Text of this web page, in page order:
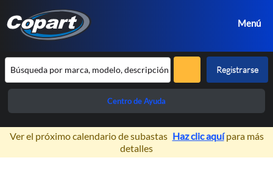
Menú
Registrarse
Centro de Ayuda
×
Ver el próximo calendario de subastas Haz clic aquípara más
detalles